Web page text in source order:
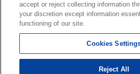
このコーナーへの物件情報のご掲載、そ
ョン等についての不動産会社様のお問合
します。
Copyright(c) At Home Co.,Ltd. このサイトに掲載している
accept or reject collecting information
your discretion except information
functioning of our site.
Cookies
Reject All